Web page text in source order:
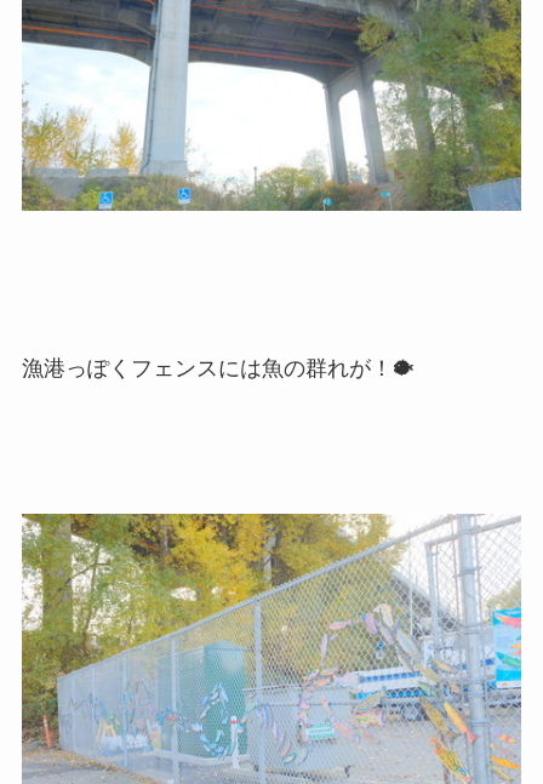
漁港っぽくフェンスには魚の群れが！🐡